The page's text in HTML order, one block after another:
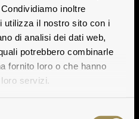
inoltre
utilizza il nostro sito con i
di analisi dei dati web,
potrebbero combinarle
fornito loro o che hanno
servizi.